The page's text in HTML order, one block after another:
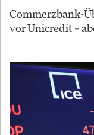
Commerzbank-
vor Unicredit –